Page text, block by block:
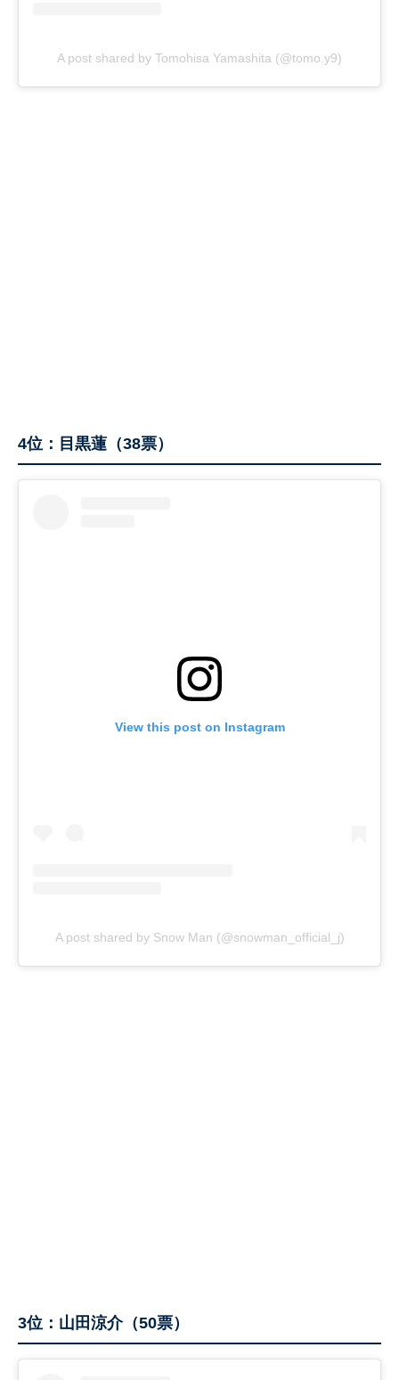
A post shared by Tomohisa Yamashita (@tomo.y9)
4位：目黒蓮（38票）
View this post on Instagram
A post shared by Snow Man (@snowman_official_j)
3位：山田涼介（50票）